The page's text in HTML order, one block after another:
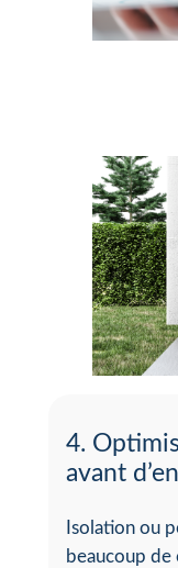
4.
avant
Isolation ou
beaucoup de